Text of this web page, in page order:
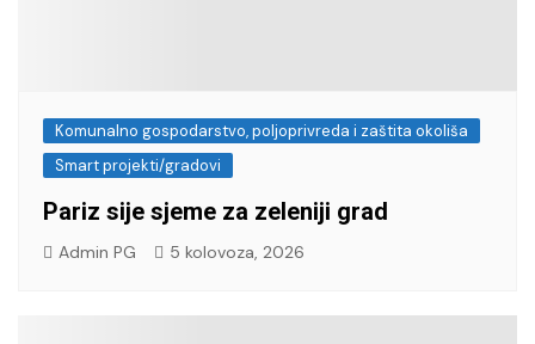
Komunalno gospodarstvo, poljoprivreda i zaštita okoliša
Smart projekti/gradovi
Pariz sije sjeme za zeleniji grad
Admin PG 5 kolovoza, 2026